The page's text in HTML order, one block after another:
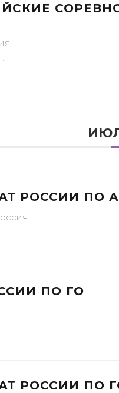
РОССИИ ПО
ПО ГО
РОССИИ ПО